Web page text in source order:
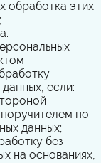
обработка этих
если:
по
данных;
без
на основаниях,